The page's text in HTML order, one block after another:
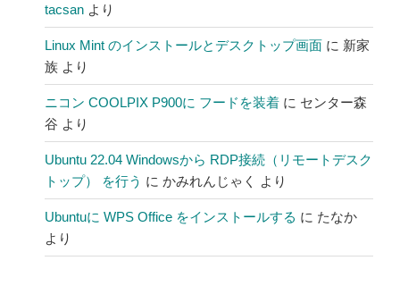
tacsan より
Linux Mint のインストールとデスクトップ画面 に 新家
族 より
ニコン COOLPIX P900に フードを装着 に センター森
谷 より
Ubuntu 22.04 Windowsから RDP接続（リモートデスク
トップ） を行う に かみれんじゃく より
Ubuntuに WPS Office をインストールする に たなか
より